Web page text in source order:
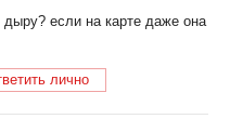
дыру? если на карте даже она
лично